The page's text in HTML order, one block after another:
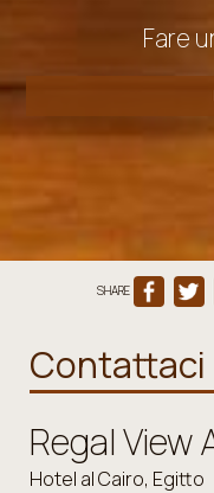
Fare
SHARE
Contattaci
Regal View
Hotel al Cairo, Egitto